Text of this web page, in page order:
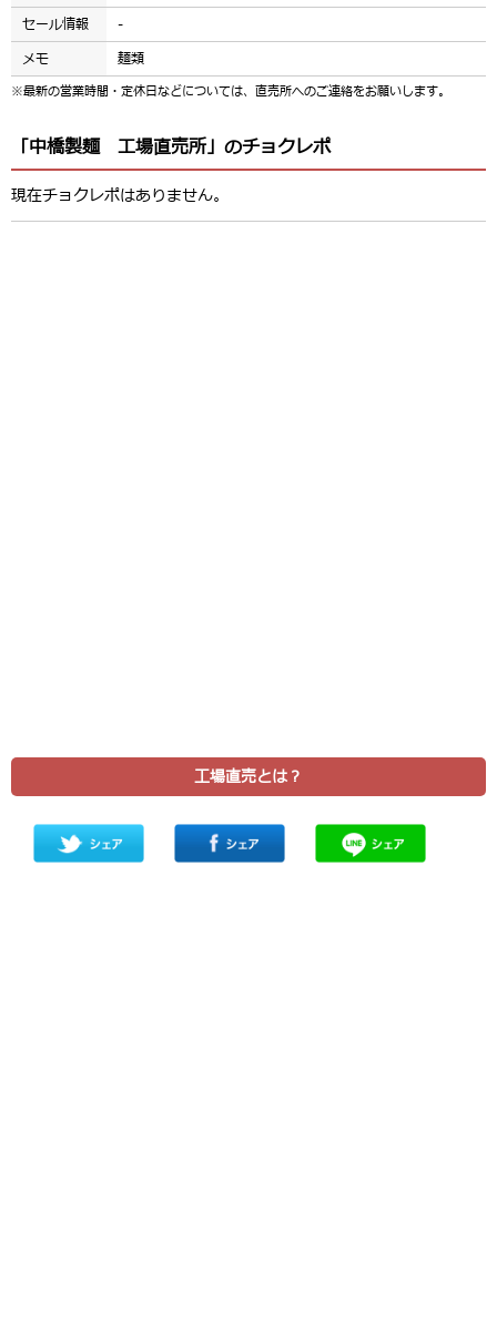
セール情報
-
メモ
麺類
※最新の営業時間・定休日などについては、直売所へのご連絡をお願いします。
「中橋製麺 工場直売所」のチョクレポ
現在チョクレポはありません。
工場直売とは？